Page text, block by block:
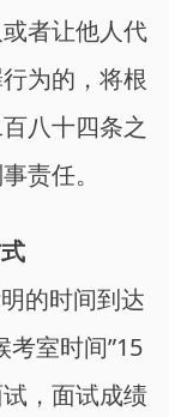
者让他人代
为的，将根
八十四条之
责任。
的时间到达
考室时间”15
，面试成绩